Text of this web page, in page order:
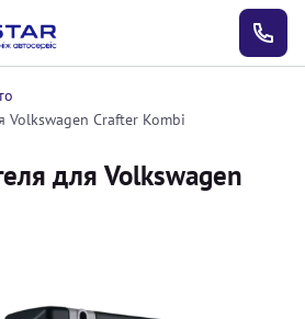
Volkswagen Crafter Kombi
для Volkswagen